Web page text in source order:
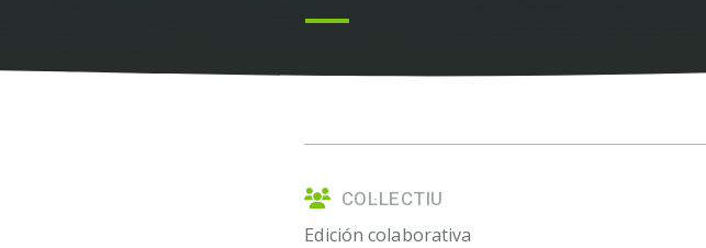
COL·LECTIU
Edición colaborativa